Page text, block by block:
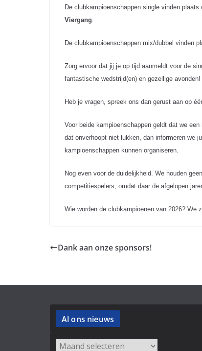
De clubkampioenschappen single vinden
Viergang.
De clubkampioenschappen mix/dubbel vinden
Zorg ervoor dat jij je op tijd aanmeldt voor de
fantastische wedstrijd(en) en gezellige
Heb je vragen, spreek ons dan gerust aan op
Voor beide kampioenschappen geldt dat we
dat onverhoopt niet lukken, dan informeren we
kampioenschappen kunnen organiseren.
Nog even voor de duidelijkheid. We houden
competitiespelers, omdat daar de afgelopen
Wie worden de clubkampioenen van 2026? We
Dank aan onze sponsors!
Al ons nieuws